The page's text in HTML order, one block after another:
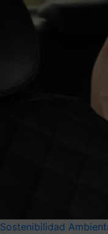
Sostenibilidad